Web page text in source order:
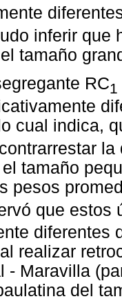
inferir que
tamaño
RC1
cual indica,
tamaño
pesos
que estos
diferentes
realizar
- Maravilla
del